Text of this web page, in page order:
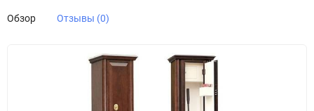
Обзор Отзывы (0)